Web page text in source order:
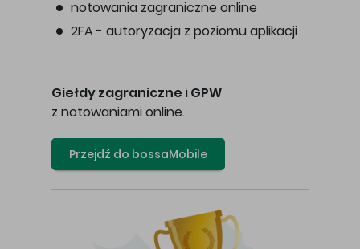
notowania zagraniczne online
2FA - autoryzacja z poziomu aplikacji
Giełdy zagraniczne i GPW
z notowaniami online.
Przejdź do bossaMobile